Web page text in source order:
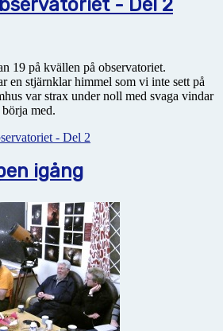
19 på kvällen på observatoriet.
en stjärnklar himmel som vi inte sett på
var strax under noll med svaga vindar
med.
- Del 2
igång